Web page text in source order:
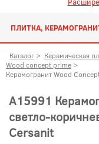
ПЛИТКА,
Каталог > Керамическая
Wood concept prime >
Керамогранит Wood
A15991
светло-
Cersanit